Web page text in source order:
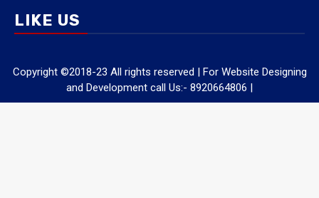
LIKE US
Copyright ©2018-23 All rights reserved | For Website Designing
and Development call Us:- 8920664806 |